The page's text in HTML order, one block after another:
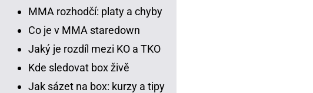
MMA rozhodčí: platy a chyby
Co je v MMA staredown
Jaký je rozdíl mezi KO a TKO
Kde sledovat box živě
Jak sázet na box: kurzy a tipy